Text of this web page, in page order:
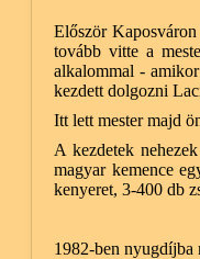
Először
tovább vitte a
alkalommal -
kezdett dolgozni
Itt lett mester majd
A kezdetek
magyar kemence
kenyeret, 3-400 db
1982-ben nyugdíjba